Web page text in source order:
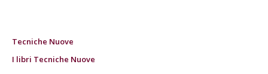
Tecniche Nuove
I libri Tecniche Nuove